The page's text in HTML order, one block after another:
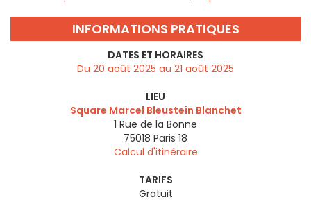
INFORMATIONS PRATIQUES
DATES ET HORAIRES
Du 20 août 2025 au 21 août 2025
LIEU
Square Marcel Bleustein Blanchet
1 Rue de la Bonne
75018 Paris 18
Calcul d'itinéraire
TARIFS
Gratuit